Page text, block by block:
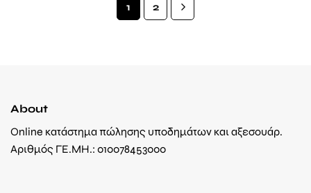
1 2
About
Online κατάστημα πώλησης υποδημάτων και αξεσουάρ.
Αριθμός ΓΕ.ΜΗ.: 010078453000